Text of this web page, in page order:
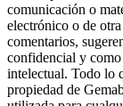
comunicación o
electrónico o de
comentarios,
confidencial y
intelectual. Todo lo
propiedad de